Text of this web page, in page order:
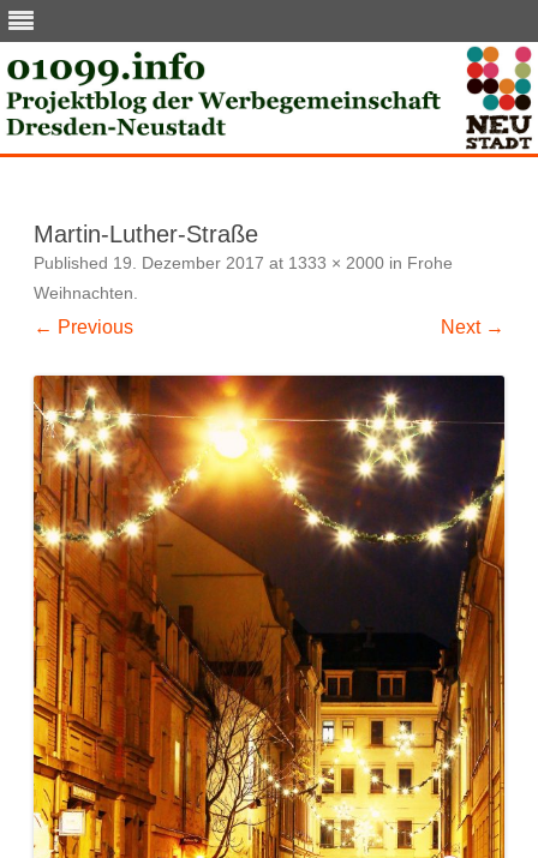
Martin-Luther-Straße
Published 19. Dezember 2017 at 1333 × 2000 in Frohe
Weihnachten.
← Previous Next →